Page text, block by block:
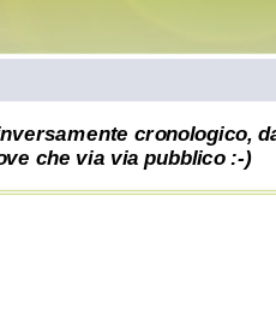
cronologico,
che via via pubblico :-)